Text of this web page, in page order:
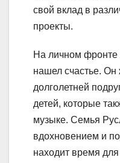
свой вклад в
проекты.
На личном фронте
нашел счастье. Он
долголетней
детей, которые
музыке. Семья
вдохновением и
находит время